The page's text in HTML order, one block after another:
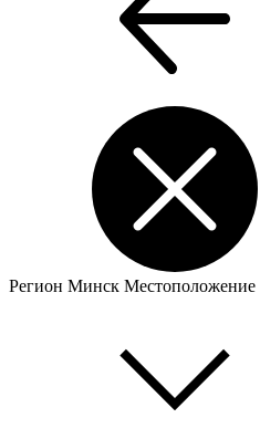
Регион Минск Местоположение